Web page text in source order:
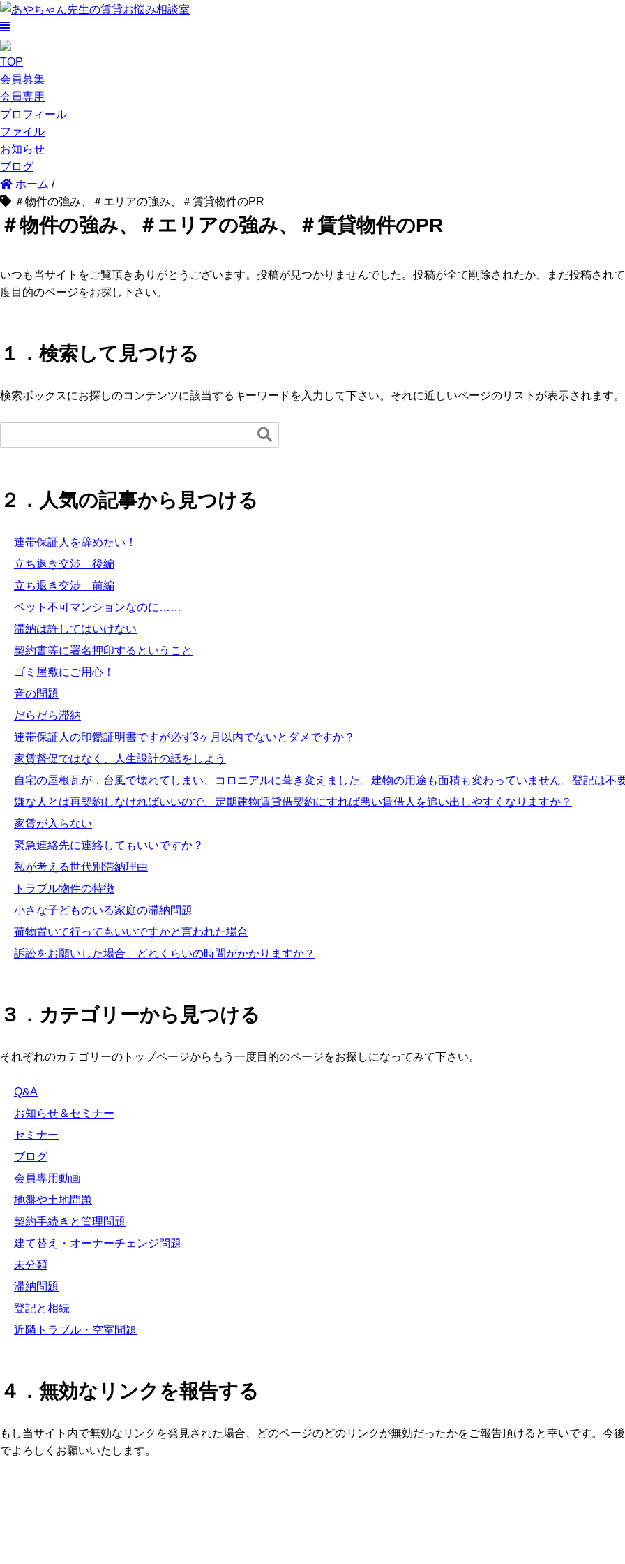
TOP
会員募集
会員専用
プロフィール
ファイル
お知らせ
ブログ
ホーム /
＃物件の強み、＃エリアの強み、＃賃貸物件のPR
＃物件の強み、＃エリアの強み、＃賃貸物件のPR
いつも当サイトをご覧頂きありがとうございます。投稿が見つかりませんでした。投稿が全て削除されたか、まだ投稿され
度目的のページをお探し下さい。
１．検索して見つける
検索ボックスにお探しのコンテンツに該当するキーワードを入力して下さい。それに近しいページのリストが表示されます。

２．人気の記事から見つける
連帯保証人を辞めたい！
立ち退き交渉 後編
立ち退き交渉 前編
ペット不可マンションなのに……
滞納は許してはいけない
契約書等に署名押印するということ
ゴミ屋敷にご用心！
音の問題
だらだら滞納
連帯保証人の印鑑証明書ですが必ず3ヶ月以内でないとダメですか？
家賃督促ではなく、人生設計の話をしよう
自宅の屋根瓦が，台風で壊れてしまい、コロニアルに葺き変えました。建物の用途も面積も変わっていません。登記は不
嫌な人とは再契約しなければいいので、定期建物賃貸借契約にすれば悪い賃借人を追い出しやすくなりますか？
家賃が入らない
緊急連絡先に連絡してもいいですか？
私が考える世代別滞納理由
トラブル物件の特徴
小さな子どものいる家庭の滞納問題
荷物置いて行ってもいいですかと言われた場合
訴訟をお願いした場合、どれくらいの時間がかかりますか？
３．カテゴリーから見つける
それぞれのカテゴリーのトップページからもう一度目的のページをお探しになってみて下さい。
Q&A
お知らせ＆セミナー
セミナー
ブログ
会員専用動画
地盤や土地問題
契約手続きと管理問題
建て替え・オーナーチェンジ問題
未分類
滞納問題
登記と相続
近隣トラブル・空室問題
４．無効なリンクを報告する
もし当サイト内で無効なリンクを発見された場合、どのページのどのリンクが無効だったかをご報告頂けると幸いです。今
でよろしくお願いいたします。